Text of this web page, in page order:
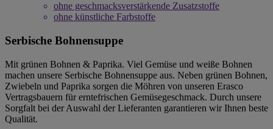
ohne geschmacksverstärkende Zusatzstoffe
ohne künstliche Farbstoffe
Serbische Bohnensuppe
Mit grünen Bohnen & Paprika. Viel Gemüse und weiße Bohnen
machen unsere Serbische Bohnensuppe aus. Neben grünen Bohnen,
Zwiebeln und Paprika sorgen die Möhren von unseren Erasco
Vertragsbauern für erntefrischen Gemüsegeschmack. Durch unsere
Sorgfalt bei der Auswahl der Lieferanten garantieren wir Ihnen beste
Qualität.